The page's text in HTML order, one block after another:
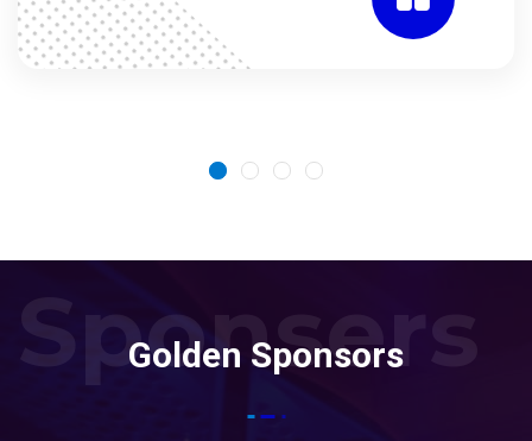
Sponsers
Golden Sponsors